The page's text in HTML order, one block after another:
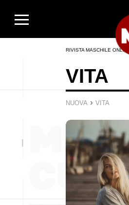
RIVISTA MASCHILE ONLINE
VITA
NUOVA › VITA